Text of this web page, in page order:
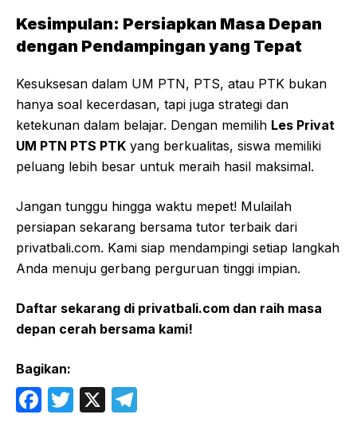
Kesimpulan: Persiapkan Masa Depan
dengan Pendampingan yang Tepat
Kesuksesan dalam UM PTN, PTS, atau PTK bukan
hanya soal kecerdasan, tapi juga strategi dan
ketekunan dalam belajar. Dengan memilih Les Privat
UM PTN PTS PTK yang berkualitas, siswa memiliki
peluang lebih besar untuk meraih hasil maksimal.
Jangan tunggu hingga waktu mepet! Mulailah
persiapan sekarang bersama tutor terbaik dari
privatbali.com. Kami siap mendampingi setiap langkah
Anda menuju gerbang perguruan tinggi impian.
Daftar sekarang di privatbali.com dan raih masa
depan cerah bersama kami!
Bagikan:
F
T
X